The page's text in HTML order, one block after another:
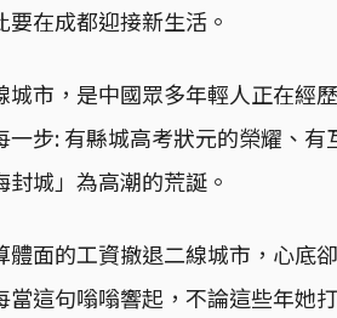
在成都迎接新生活。
城市，是中國眾多年輕人正在經
一步: 有縣城高考狀元的榮耀、
城」為高潮的荒誕。
體面的工資撤退二線城市，心底
當這句嗡嗡響起，不論這些年她